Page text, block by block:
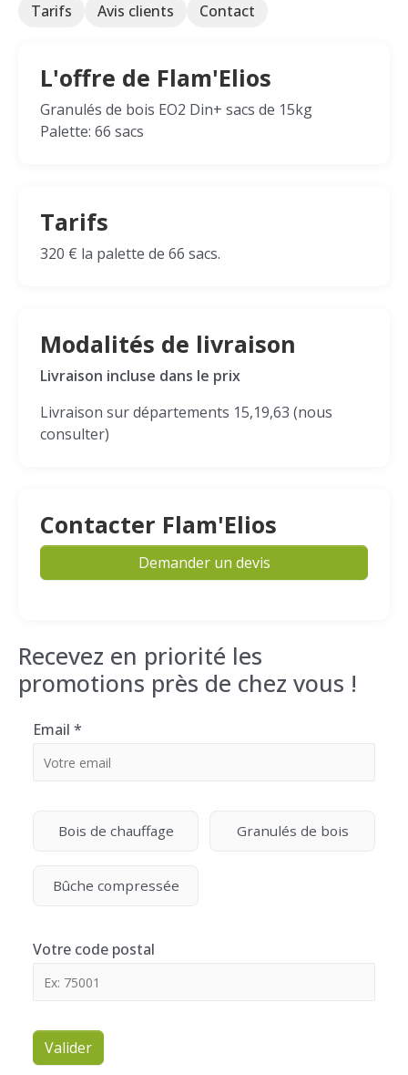
Tarifs Avis clients Contact
L'offre de Flam'Elios
Granulés de bois EO2 Din+ sacs de 15kg
Palette: 66 sacs
Tarifs
320 € la palette de 66 sacs.
Modalités de livraison
Livraison incluse dans le prix
Livraison sur départements 15,19,63 (nous
consulter)
Contacter Flam'Elios
Demander un devis
Recevez en priorité les
promotions près de chez vous !
Email *
Bois de chauffage Granulés de bois
Bûche compressée
Votre code postal
Valider